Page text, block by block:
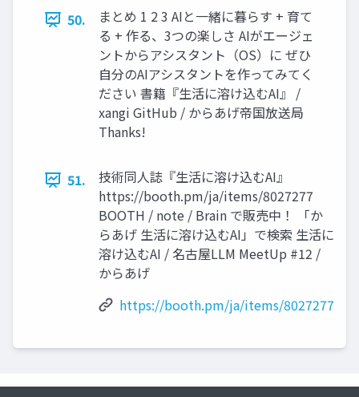
50.
まとめ 1 2 3 AIと一緒に暮らす + 育て
る + 作る、3つの楽しさ AIがエージェ
ントからアシスタント（OS）に ぜひ
自分のAIアシスタントを作ってみてく
ださい 書籍『生活に溶け込むAI』 /
xangi GitHub / からあげ帝国放送局
Thanks!
51.
技術同人誌『生活に溶け込むAI』
https://booth.pm/ja/items/8027277
BOOTH / note / Brain で販売中！ 「か
らあげ 生活に溶け込むAI」で検索 生活に
溶け込むAI / 名古屋LLM MeetUp #12 /
からあげ
https://booth.pm/ja/items/8027277